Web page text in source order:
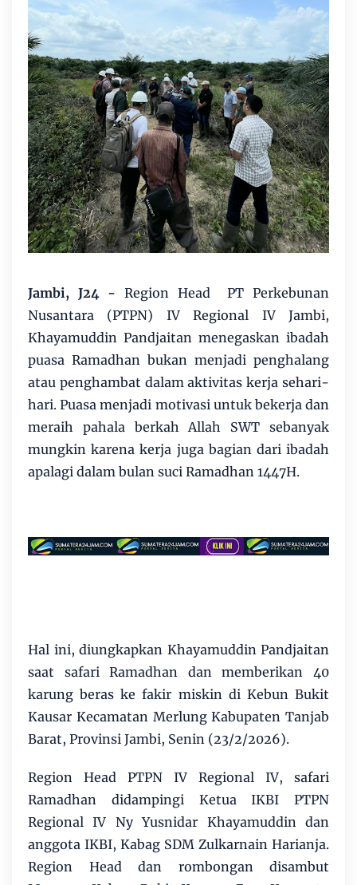
Jambi, J24 -Region Head PT Perkebunan
Nusantara (PTPN) IV Regional IV Jambi,
Khayamuddin Pandjaitan menegaskan ibadah
puasa Ramadhan bukan menjadi penghalang
atau penghambat dalam aktivitas kerja sehari-
hari. Puasa menjadi motivasi untuk bekerja dan
meraih pahala berkah Allah SWT sebanyak
mungkin karena kerja juga bagian dari ibadah
apalagi dalam bulan suci Ramadhan 1447H.
Hal ini, diungkapkan Khayamuddin Pandjaitan
saat safari Ramadhan dan memberikan 40
karung beras ke fakir miskin di Kebun Bukit
Kausar Kecamatan Merlung Kabupaten Tanjab
Barat, Provinsi Jambi, Senin (23/2/2026).
Region Head PTPN IV Regional IV, safari
Ramadhan didampingi Ketua IKBI PTPN
Regional IV Ny Yusnidar Khayamuddin dan
anggota IKBI, Kabag SDM Zulkarnain Harianja.
Region Head dan rombongan disambut